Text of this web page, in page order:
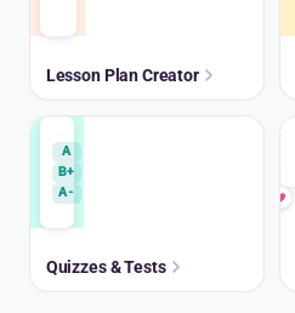
Lesson Plan Creator
A
B+
A-
Quizzes & Tests